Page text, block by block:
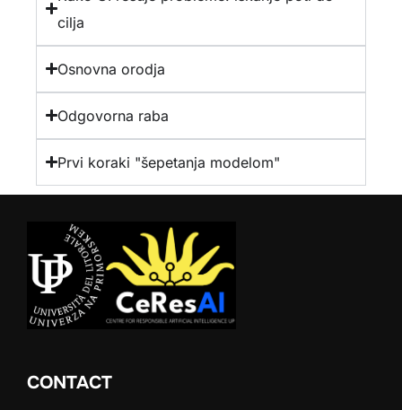
cilja
Osnovna orodja
Odgovorna raba
Prvi koraki "šepetanja modelom"
CONTACT